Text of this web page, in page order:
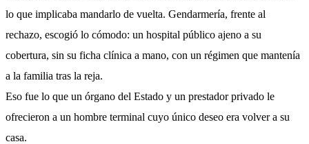
lo que implicaba mandarlo de vuelta. Gendarmería, frente al
rechazo, escogió lo cómodo: un hospital público ajeno a su
cobertura, sin su ficha clínica a mano, con un régimen que mantenía
a la familia tras la reja.
Eso fue lo que un órgano del Estado y un prestador privado le
ofrecieron a un hombre terminal cuyo único deseo era volver a su
casa.